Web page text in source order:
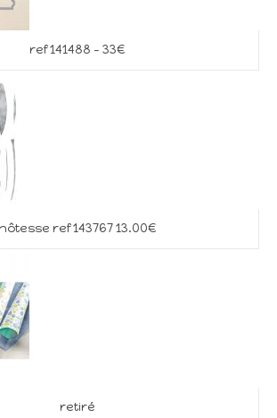
ref 141488 – 33€
hôtesse ref 143767 13.00€
retiré